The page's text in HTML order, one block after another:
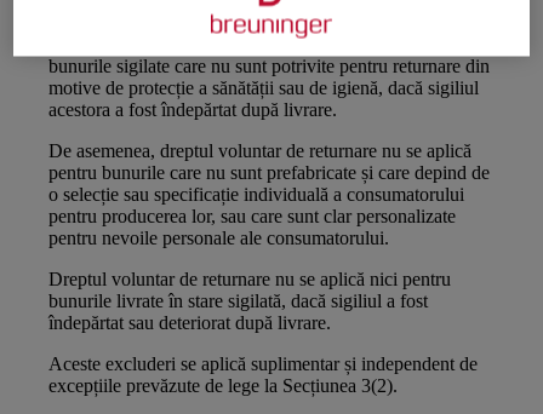
Dreptul voluntar de returnare este exclus pentru
bunurile sigilate care nu sunt potrivite pentru returnare din
motive de protecție a sănătății sau de igienă, dacă sigiliul
acestora a fost îndepărtat după livrare.
De asemenea, dreptul voluntar de returnare nu se aplică
pentru bunurile care nu sunt prefabricate și care depind de
o selecție sau specificație individuală a consumatorului
pentru producerea lor, sau care sunt clar personalizate
pentru nevoile personale ale consumatorului.
Dreptul voluntar de returnare nu se aplică nici pentru
bunurile livrate în stare sigilată, dacă sigiliul a fost
îndepărtat sau deteriorat după livrare.
Aceste excluderi se aplică suplimentar și independent de
excepțiile prevăzute de lege la Secțiunea 3(2).